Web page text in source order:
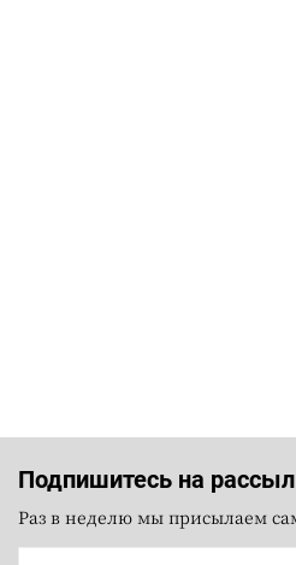
Подпишитесь на
Раз в неделю мы присылаем